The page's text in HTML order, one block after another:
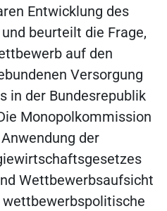
Entwicklung des
beurteilt die Frage,
auf den
Versorgung
in der Bundesrepublik
Monopolkommission
der
Wettbewerbsaufsicht